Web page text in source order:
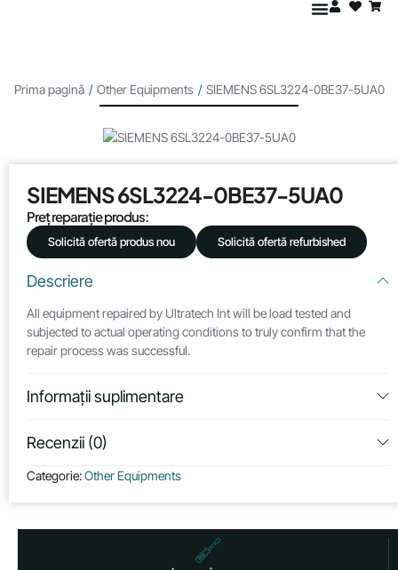
Prima pagină / Other Equipments / SIEMENS 6SL3224-0BE37-5UA0
SIEMENS 6SL3224-0BE37-5UA0
Preț reparație produs:
Solicită ofertă produs nou Solicită ofertă refurbished
Descriere
All equipment repaired by Ultratech Int will be load tested and
subjected to actual operating conditions to truly confirm that the
repair process was successful.
Informații suplimentare
Recenzii (0)
Categorie:Other Equipments